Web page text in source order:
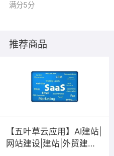
案，将呼叫中心电话条集成
AXB隐私号方式，很好的保
满分5分
推荐商品
【五叶草云应用】AI建站|
网站建设|建站|外贸建站|